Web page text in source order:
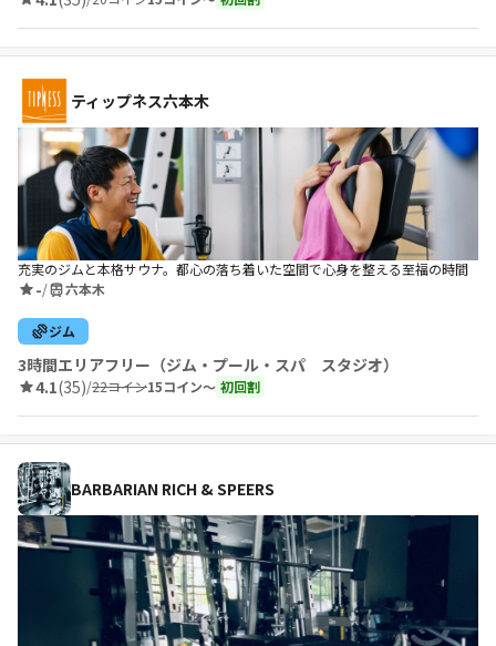
ティップネス六本木
充実のジムと本格サウナ。都心の落ち着いた空間で心身を整える至福の時間
-/ 六本木
ジム
3時間エリアフリー（ジム・プール・スパ スタジオ）
4.1(35)/22コイン15コイン〜 初回割
BARBARIAN RICH & SPEERS